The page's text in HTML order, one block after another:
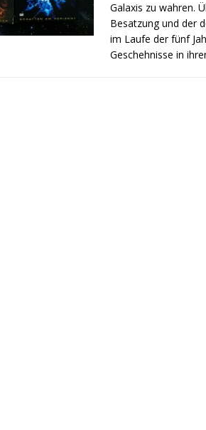
Galaxis zu wahren.
Besatzung und der
im Laufe der fünf
Geschehnisse in